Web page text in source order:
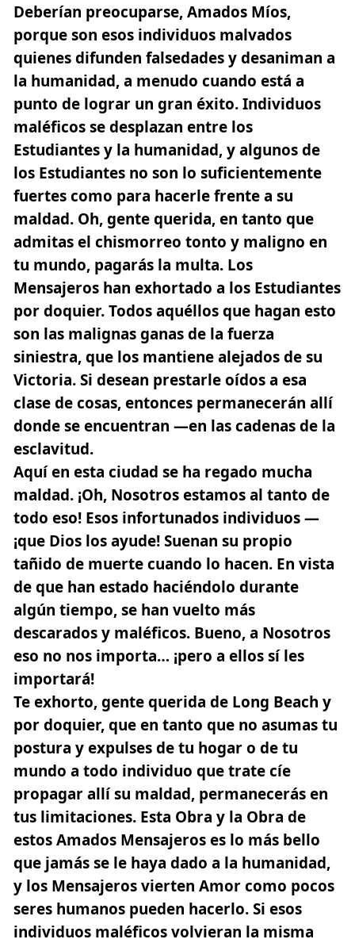
Deberían preocuparse, Amados Míos,
porque son esos individuos malvados
quienes difunden falsedades y desaniman a
la humanidad, a menudo cuando está a
punto de lograr un gran éxito. Individuos
maléficos se desplazan entre los
Estudiantes y la humanidad, y algunos de
los Estudiantes no son lo suficientemente
fuertes como para hacerle frente a su
maldad. Oh, gente querida, en tanto que
admitas el chismorreo tonto y maligno en
tu mundo, pagarás la multa. Los
Mensajeros han exhortado a los Estudiantes
por doquier. Todos aquéllos que hagan esto
son las malignas ganas de la fuerza
siniestra, que los mantiene alejados de su
Victoria. Si desean prestarle oídos a esa
clase de cosas, entonces permanecerán allí
donde se encuentran —en las cadenas de la
esclavitud.
Aquí en esta ciudad se ha regado mucha
maldad. ¡Oh, Nosotros estamos al tanto de
todo eso! Esos infortunados individuos —
¡que Dios los ayude! Suenan su propio
tañido de muerte cuando lo hacen. En vista
de que han estado haciéndolo durante
algún tiempo, se han vuelto más
descarados y maléficos. Bueno, a Nosotros
eso no nos importa… ¡pero a ellos sí les
importará!
Te exhorto, gente querida de Long Beach y
por doquier, que en tanto que no asumas tu
postura y expulses de tu hogar o de tu
mundo a todo individuo que trate cíe
propagar allí su maldad, permanecerás en
tus limitaciones. Esta Obra y la Obra de
estos Amados Mensajeros es lo más bello
que jamás se le haya dado a la humanidad,
y los Mensajeros vierten Amor como pocos
seres humanos pueden hacerlo. Si esos
individuos maléficos volvieran la misma